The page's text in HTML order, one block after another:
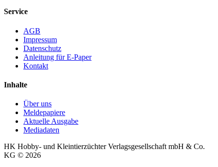
Service
AGB
Impressum
Datenschutz
Anleitung für E-Paper
Kontakt
Inhalte
Über uns
Meldepapiere
Aktuelle Ausgabe
Mediadaten
HK Hobby- und Kleintierzüchter Verlagsgesellschaft mbH & Co.
KG © 2026